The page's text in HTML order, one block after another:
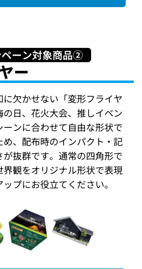
ーン対象商品②
ー
欠かせない「変形フライヤ
日、花火大会、推しイベン
ーンに合わせて自由な形状で
、配布時のインパクト・記
抜群です。通常の四角形で
界観をオリジナル形状で表現
プにお役立てください。